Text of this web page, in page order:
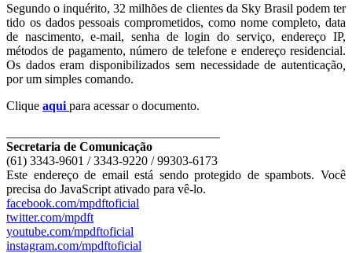
Segundo o inquérito, 32 milhões de clientes da Sky Brasil podem ter
tido os dados pessoais comprometidos, como nome completo, data
de nascimento, e-mail, senha de login do serviço, endereço IP,
métodos de pagamento, número de telefone e endereço residencial.
Os dados eram disponibilizados sem necessidade de autenticação
por um simples comando.
Clique aqui para acessar o documento.
Secretaria de Comunicação
(61) 3343-9601 / 3343-9220 / 99303-6173
Este endereço de email está sendo protegido de spambots. Você
precisa do JavaScript ativado para vê-lo.
facebook.com/mpdftoficial
twitter.com/mpdft
youtube.com/mpdftoficial
instagram.com/mpdftoficial